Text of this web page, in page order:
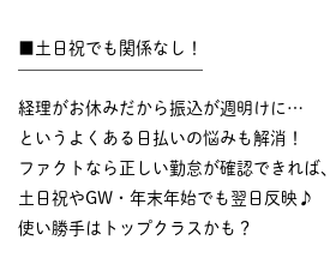
■土日祝でも関係なし！
経理がお休みだから振込が週明けに…
というよくある日払いの悩みも解消！
ファクトなら正しい勤怠が確認できれば、
土日祝やGW・年末年始でも翌日反映♪
使い勝手はトップクラスかも？